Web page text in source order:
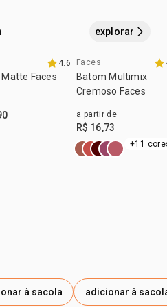
acid. pode conter/puede
ci 77491, ci 77492, ci 77510.
explorar
4.6
Faces
à sacola
Faces
Batom Multimix
Cremoso Faces
a partir de
R$ 16,73
+11
adicionar à